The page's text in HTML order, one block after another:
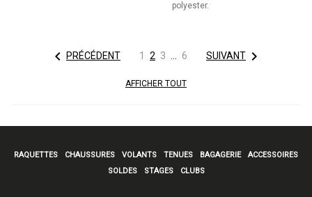
polyester.
 PRÉCÉDENT 1 2 3 6 SUIVANT 
AFFICHER TOUT
RAQUETTES CHAUSSURES VOLANTS TENUES BAGAGERIE
ACCESSOIRES
SOLDES
STAGES CLUBS